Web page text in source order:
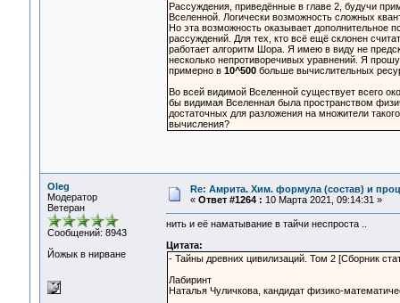
Рассуждения, приведённые в главе 2, будучи
Вселенной. Логически возможность сложных
Но эта возможность оказывает дополнительное
рассуждений. Для тех, кто всё ещё склонен
работает алгоритм Шора. Я имею в виду не
несколько непротиворечивых уравнений. Я
примерно в 10^500больше вычислительных
Во всей видимой Вселенной существует всего
бы видимая Вселенная была пространством
достаточных для разложения на множители
вычисления?
Oleg
Модератор
Ветеран
Сообщений: 8943
Йожык в нирване
Re: Амрита. Хим. формула (состав) и
« Ответ #1264 : 10 Марта 2021, 09:14:31 »
нить и её наматывание в тайчи неспроста ..
Цитата:
- Тайны древних цивилизаций. Том 2 [Сборник
Лабиринт
Наталья Чуличкова, кандидат физико-